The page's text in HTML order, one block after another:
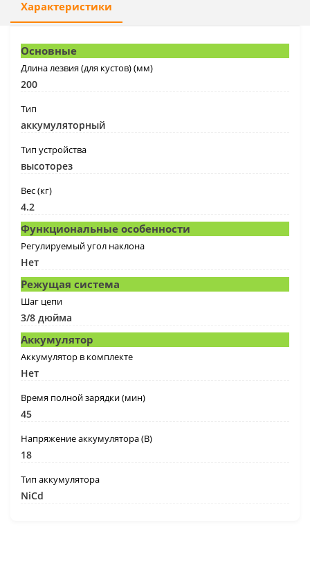
Характеристики
Основные
Длина лезвия (для кустов) (мм)
200
Тип
аккумуляторный
Тип устройства
высоторез
Вес (кг)
4.2
Функциональные особенности
Регулируемый угол наклона
Нет
Режущая система
Шаг цепи
3/8 дюйма
Аккумулятор
Аккумулятор в комплекте
Нет
Время полной зарядки (мин)
45
Напряжение аккумулятора (В)
18
Тип аккумулятора
NiCd